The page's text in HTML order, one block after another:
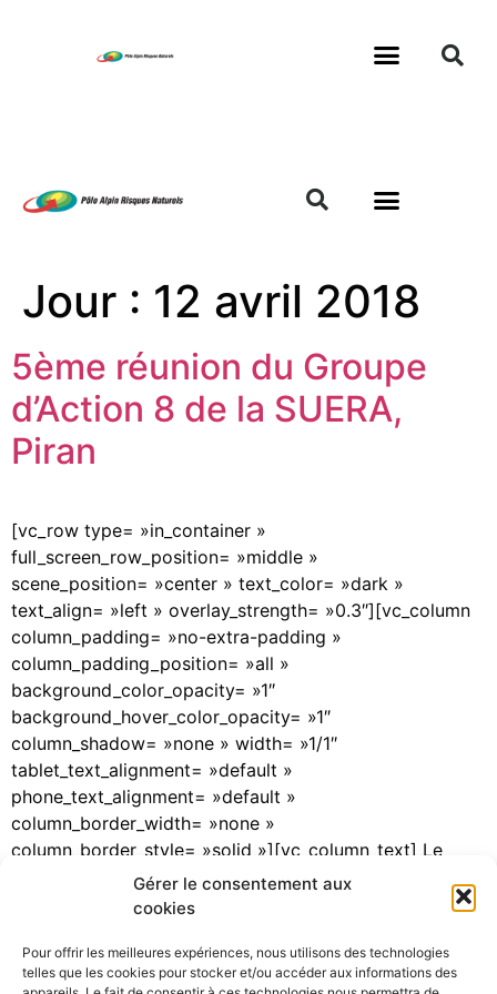
Gérer le consentement aux
cookies
Pour offrir les meilleures expériences, nous utilisons des technologies
telles que les cookies pour stocker et/ou accéder aux informations des
Jour : 12 avril 2018
5ème réunion du Groupe
d’Action 8 de la SUERA,
Piran
[vc_row type= »in_container »
full_screen_row_position= »middle »
scene_position= »center » text_color= »dark »
text_align= »left » overlay_strength= »0.3″][vc_column
column_padding= »no-extra-padding »
column_padding_position= »all »
background_color_opacity= »1″
background_hover_color_opacity= »1″
column_shadow= »none » width= »1/1″
tablet_text_alignment= »default »
phone_text_alignment= »default »
column_border_width= »none »
column_border_style= »solid »][vc_column_text] Le
PARN (Benjamin Einhorn) a participé à la 5ème réunion
du Groupe d’Action 8 de la SUERA les 12 et 13 avril
français de la gestion des risques naturels, aux […]